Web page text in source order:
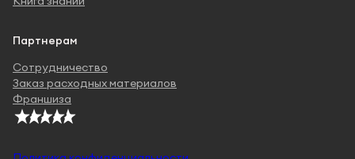
Партнерам
Сотрудничество
Заказ расходных материалов
Франшиза